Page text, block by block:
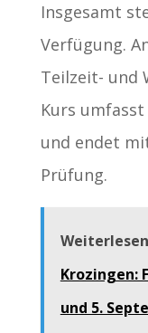
Insgesamt
Verfügung.
Teilzeit- und
Kurs
und endet
Prüfung.
Krozingen:
und 5.